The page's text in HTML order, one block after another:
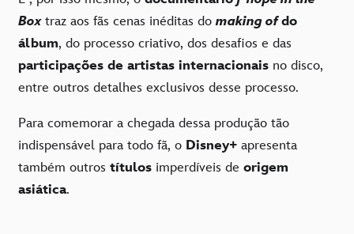
Boxtraz aos fãs cenas inéditas domaking ofdo
álbum, do processo criativo, dos desafios e das
participações de artistas internacionais no disco,
entre outros detalhes exclusivos desse processo.
Para comemorar a chegada dessa produção tão
indispensável para todo fã, o Disney+ apresenta
também outros títulos imperdíveis de origem
asiática.